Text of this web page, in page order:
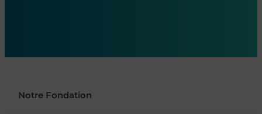
Notre Fondation